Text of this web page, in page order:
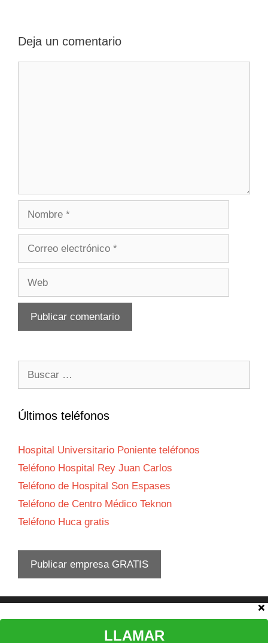
Deja un comentario
Últimos teléfonos
Hospital Universitario Poniente teléfonos
Teléfono Hospital Rey Juan Carlos
Teléfono de Hospital Son Espases
Teléfono de Centro Médico Teknon
Teléfono Huca gratis
Publicar empresa GRATIS
© 2026 Teléfono atención al cliente•Política privacidad
LLAMAR